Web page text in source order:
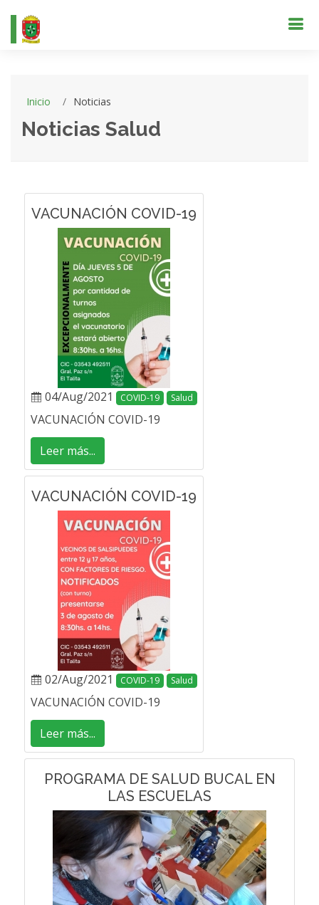
Inicio Noticias
Noticias Salud
VACUNACIÓN COVID-19
04/Aug/2021 COVID-19 Salud
VACUNACIÓN COVID-19
Leer más...
VACUNACIÓN COVID-19
02/Aug/2021 COVID-19 Salud
VACUNACIÓN COVID-19
Leer más...
PROGRAMA DE SALUD BUCAL EN
LAS ESCUELAS